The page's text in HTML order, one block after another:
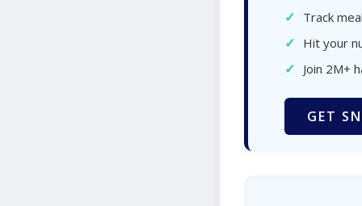
✓ Track
✓ Hit your
✓ Join 2M+
GET